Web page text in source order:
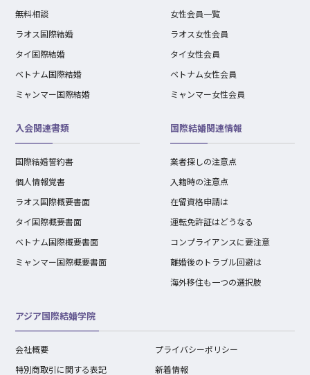
無料相談
ラオス国際結婚
タイ国際結婚
ベトナム国際結婚
ミャンマー国際結婚
女性会員一覧
ラオス女性会員
タイ女性会員
ベトナム女性会員
ミャンマー女性会員
入会関連書類
国際結婚誓約書
個人情報覚書
ラオス国際概要書面
タイ国際概要書面
ベトナム国際概要書面
ミャンマー国際概要書面
国際結婚関連情報
業者探しの注意点
入籍時の注意点
在留資格申請は
運転免許証はどうなる
コンプライアンスに要注意
離婚後のトラブル回避は
海外移住も一つの選択肢
アジア国際結婚学院
会社概要
プライバシーポリシー
特別商取引に関する表記
新着情報